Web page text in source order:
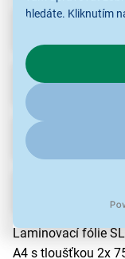
hledáte. Kliknutím
chování na webu
zajímají detaily, jak
kliknětesem.
Laminovací fólie
A4 s tloušťkou 2x